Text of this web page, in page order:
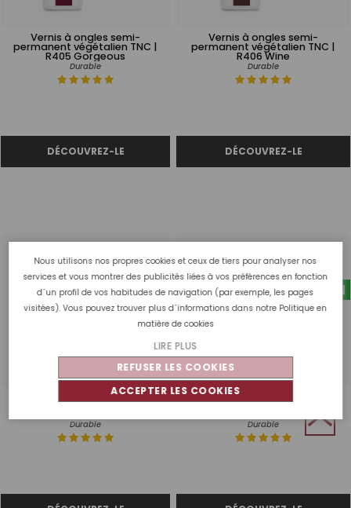
Nous utilisons nos propres cookies et ceux de tiers pour analyser nos
services et vous montrer des publicités liées à vos préférences en fonction
d´un profil de vos habitudes de navigation (par exemple, les pages
visitées). Vous pouvez trouver plus d´informations dans notre Politique en
matière de cookies
LIRE PLUS
REFUSER LES COOKIES
ACCEPTER LES COOKIES
Vernis à ongles semi-
permanent végétalien TNC |
R405 Gorgeous
Durable
Vernis à ongles semi-
permanent végétalien TNC |
R406 Wine
Durable
Vernis à ongles semi-
permanent végétalien TNC |
Durable
VEGAN
Vernis à ongles semi-
permanent végétalien TNC |
Durable
VEGAN